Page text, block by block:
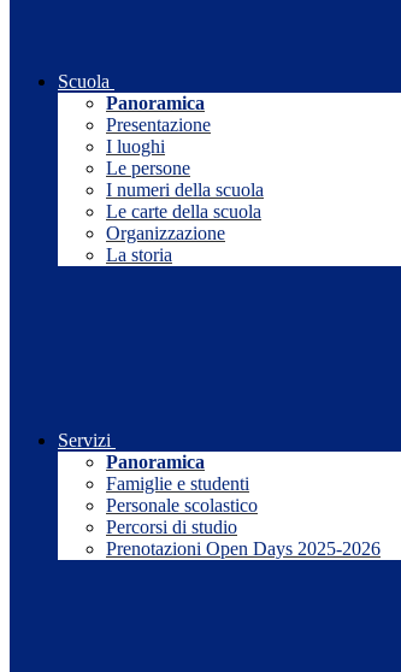
Scuola
Panoramica
Presentazione
I luoghi
Le persone
I numeri della scuola
Le carte della scuola
Organizzazione
La storia
Servizi
Panoramica
Famiglie e studenti
Personale scolastico
Percorsi di studio
Prenotazioni Open Days 2025-2026